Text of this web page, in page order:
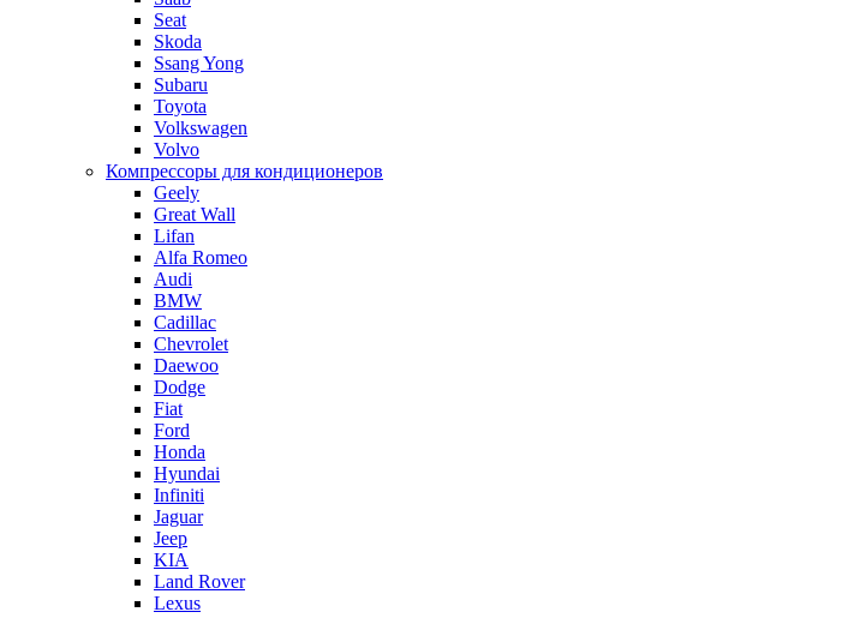
Seat
Skoda
Ssang Yong
Subaru
Toyota
Volkswagen
Volvo
Компрессоры для кондиционеров
Geely
Great Wall
Lifan
Alfa Romeo
Audi
BMW
Cadillac
Chevrolet
Daewoo
Dodge
Fiat
Ford
Honda
Hyundai
Infiniti
Jaguar
Jeep
KIA
Land Rover
Lexus